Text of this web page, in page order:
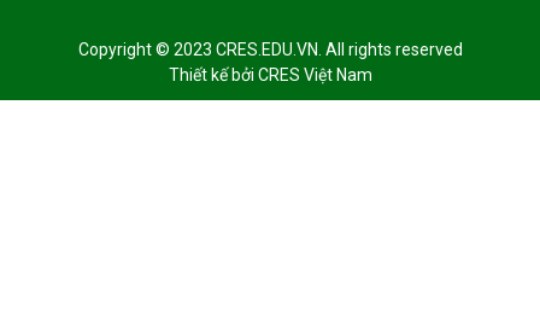
Copyright © 2023 CRES.EDU.VN. All rights reserved
Thiết kế bởi CRES Việt Nam